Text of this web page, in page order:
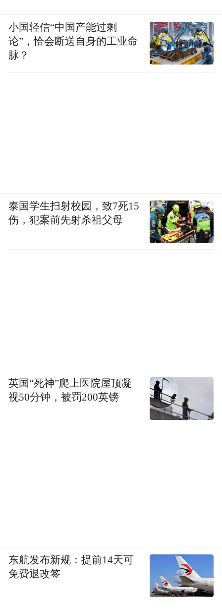
小国轻信“中国产能过剩
论”，恰会断送自身的工业命
脉？
泰国学生扫射校园，致7死15
伤，犯案前先射杀祖父母
英国“死神”爬上医院屋顶凝
视50分钟，被罚200英镑
东航发布新规：提前14天可
免费退改签